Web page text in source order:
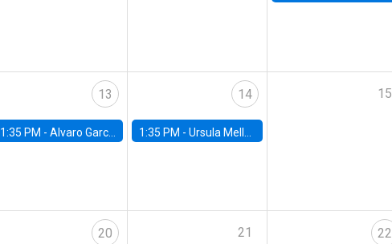
13
1:35 PM - Alvaro Garcia-Marin, Universidad de Los Andes
14
1:35 PM -Ursula Mello, Insper - Institute of Education and Research
15
20 21 22